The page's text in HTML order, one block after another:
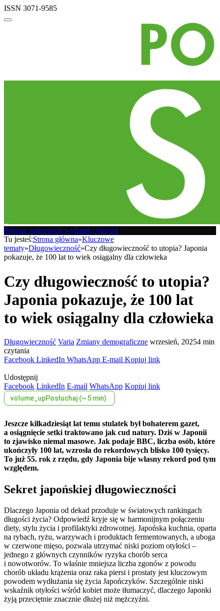
ISSN 3071-9585
Pobierz najnowsze wydanie cyfrowe
Tu jesteś:Strona główna»Kluczowe
tematy»Długowieczność»Czy długowieczność to utopia? Japonia
pokazuje, że 100 lat to wiek osiągalny dla człowieka
Czy długowieczność to utopia?
Japonia pokazuje, że 100 lat
to wiek osiągalny dla człowieka
Długowieczność Varia Zmiany demograficzne wrzesień, 20254 min
czytania
Facebook LinkedIn WhatsApp E-mail Kopiuj link
Udostępnij
Facebook LinkedIn E-mail WhatsApp Kopiuj link
volume_upPosłuchaj (~ 5 min)
Jeszcze kilkadziesiąt lat temu stulatek był bohaterem gazet,
a osiągnięcie setki traktowano jak cud natury. Dziś w Japonii
to zjawisko niemal masowe. Jak podaje BBC, liczba osób, które
ukończyły 100 lat, wzrosła do rekordowych blisko 100 tysięcy.
To już 55. rok z rzędu, gdy Japonia bije własny rekord pod tym
względem.
Sekret japońskiej długowieczności
Dlaczego Japonia od dekad przoduje w światowych rankingach
długości życia? Odpowiedź kryje się w harmonijnym połączeniu
diety, stylu życia i profilaktyki zdrowotnej. Japońska kuchnia, oparta
na rybach, ryżu, warzywach i produktach fermentowanych, a uboga
w czerwone mięso, pozwala utrzymać niski poziom otyłości –
jednego z głównych czynników ryzyka chorób serca
i nowotworów. To właśnie mniejsza liczba zgonów z powodu
chorób układu krążenia oraz raka piersi i prostaty jest kluczowym
powodem wydłużania się życia Japończyków. Szczególnie niski
wskaźnik otyłości wśród kobiet może tłumaczyć, dlaczego Japonki
żyją przeciętnie znacznie dłużej niż mężczyźni.